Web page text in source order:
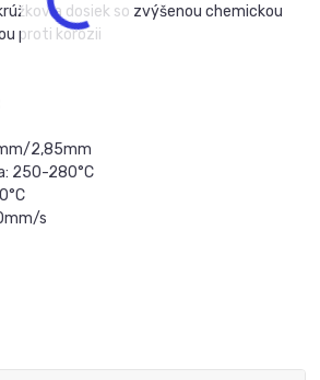
a dosiek so zvýšenou chemickou
proti korózii
2,85mm
250-280°C
s